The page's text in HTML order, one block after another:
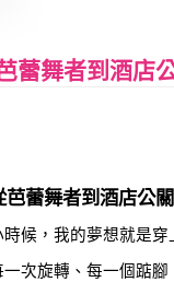
蕾舞者到酒店
芭蕾舞者到酒店公
時候，我的夢想就是穿
一次旋轉、每一個踮腳